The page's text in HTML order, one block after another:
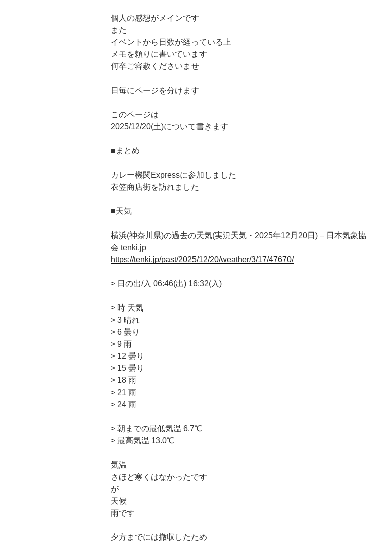
個人の感想がメインです
また
イベントから日数が経っている上
メモを頼りに書いています
何卒ご容赦くださいませ
日毎にページを分けます
このページは
2025/12/20(土)について書きます
■まとめ
カレー機関Expressに参加しました
衣笠商店街を訪れました
■天気
横浜(神奈川県)の過去の天気(実況天気・2025年12月20日) – 日本気象協
会 tenki.jp
https://tenki.jp/past/2025/12/20/weather/3/17/47670/
> 日の出/入 06:46(出) 16:32(入)
> 時 天気
> 3 晴れ
> 6 曇り
> 9 雨
> 12 曇り
> 15 曇り
> 18 雨
> 21 雨
> 24 雨
> 朝までの最低気温 6.7℃
> 最高気温 13.0℃
気温
さほど寒くはなかったです
が
天候
雨です
夕方までには撤収したため